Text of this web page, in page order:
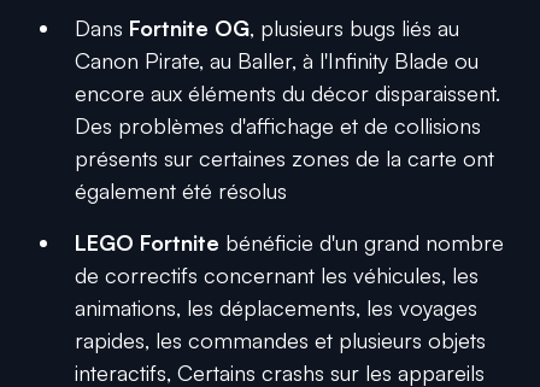
Dans Fortnite OG, plusieurs bugs liés au
Canon Pirate, au Baller, à l'Infinity Blade ou
encore aux éléments du décor disparaissent.
Des problèmes d'affichage et de collisions
présents sur certaines zones de la carte ont
également été résolus
LEGO Fortnite bénéficie d'un grand nombre
de correctifs concernant les véhicules, les
animations, les déplacements, les voyages
rapides, les commandes et plusieurs objets
interactifs, Certains crashs sur les appareils